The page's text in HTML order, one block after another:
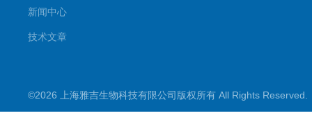
新闻中心
技术文章
©2026 上海雅吉生物科技有限公司版权所有 All Rights